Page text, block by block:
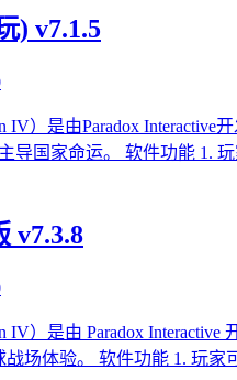
) v7.1.5
IV）是由Paradox
导国家命运。 软件功能 1.
v7.3.8
IV）是由 Paradox
场体验。 软件功能 1. 玩家